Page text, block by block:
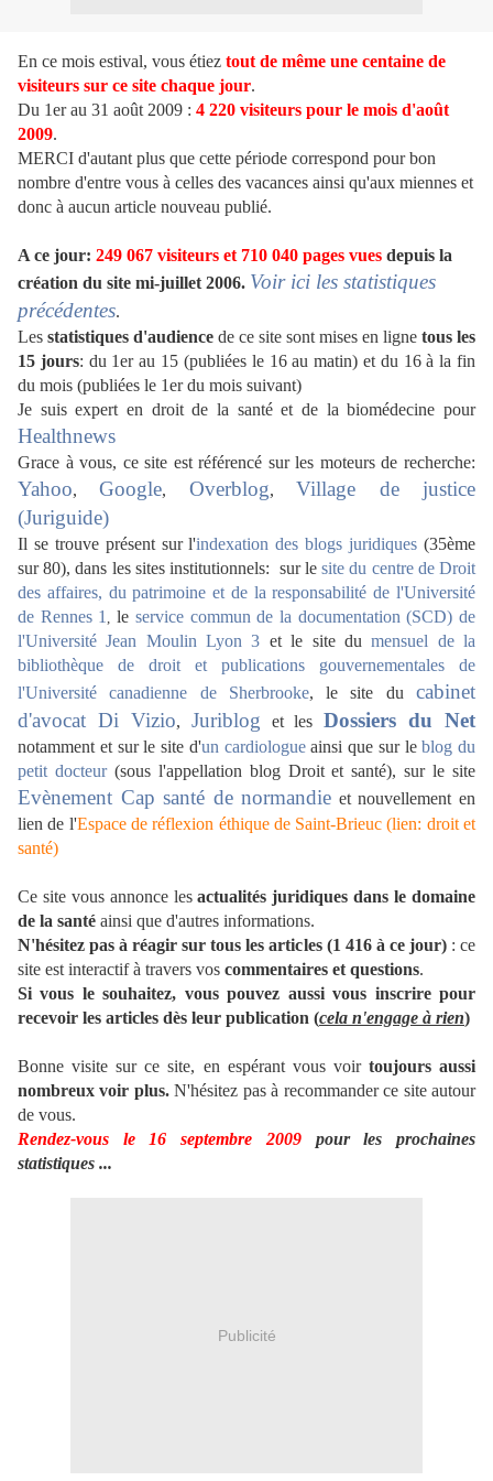
En ce mois estival, vous étiez tout de même une centaine de
visiteurs sur ce site chaque jour.
Du 1er au 31 août 2009 : 4 220 visiteurs pour le mois d'août
2009.
MERCI d'autant plus que cette période correspond pour bon
nombre d'entre vous à celles des vacances ainsi qu'aux miennes et
donc à aucun article nouveau publié.
A ce jour: 249 067 visiteurs et 710 040 pages vues depuis la
création du site mi-juillet 2006. Voir ici les statistiques
précédentes.
Les statistiques d'audience de ce site sont mises en ligne tous les
15 jours: du 1er au 15 (publiées le 16 au matin) et du 16 à la fin
du mois (publiées le 1er du mois suivant)
Je suis expert en droit de la santé et de la biomédecine pour
Healthnews
Grace à vous, ce site est référencé sur les moteurs de recherche:
Yahoo,Google, Overblog, Village de justice
(Juriguide)
Il se trouve présent sur l'indexation des blogs juridiques (35ème
sur 80), dans les sites institutionnels: sur lesite du centre de Droit
des affaires, du patrimoine et de la responsabilité de l'Université
de Rennes 1 , le service commun de la documentation (SCD) de
l'Université Jean Moulin Lyon 3 et le site du mensuel de la
bibliothèque de droit et publications gouvernementales de
l'Université canadienne de Sherbrooke, le site ducabinet
d'avocat Di Vizio, Juriblog et les Dossiers du Net
notamment et sur le site d'un cardiologueainsi que sur le blog du
petit docteur (sous l'appellation blog Droit et santé), sur le site
Evènement Cap santé de normandie et nouvellement en
lien de l'Espace de réflexion éthique de Saint-Brieuc (lien: droit et
santé)
Ce site vous annonce lesactualités juridiques dans le domaine
de la santé ainsi que d'autres informations.
N'hésitez pas à réagir sur tous les articles (1 416 à ce jour): ce
site est interactif à travers vos commentaires et questions.
Si vous le souhaitez, vous pouvez aussi vous inscrire pour
recevoir les articles dès leur publication (cela n'engage à rien)
Bonne visite sur ce site, en espérant vous voir toujours aussi
nombreux voir plus.N'hésitez pas à recommander ce site autour
de vous.
Rendez-vous le 16 septembre 2009pour les prochaines
statistiques ...
Publicité